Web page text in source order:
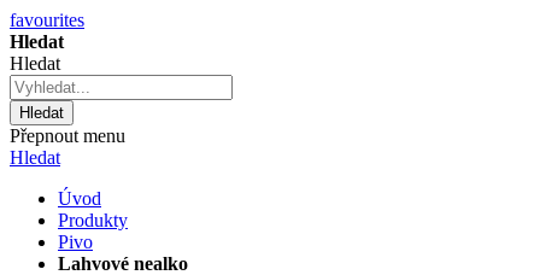
favourites
Hledat
Hledat
Hledat
Přepnout menu
Hledat
Úvod
Produkty
Pivo
Lahvové nealko